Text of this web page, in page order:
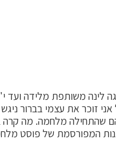
לינה משותפת מלידה ועד
אני זוכר את עצמי בברור
מלחמה. מה קרה
המפורסמת של פוסט